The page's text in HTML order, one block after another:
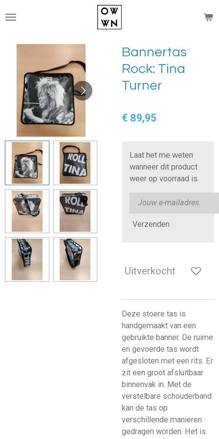
direct
Bannertas
Rock: Tina
Turner
€ 89,95
Laat het me weten
wanneer dit product
weer op voorraad is.
Verzenden
Uitverkocht
Deze stoere tas is
handgemaakt van een
gebruikte banner. De ruime
en gevoerde tas wordt
afgesloten met een rits. Er
zit een groot afsluitbaar
binnenvak in. Met de
verstelbare schouderband
kan de tas op
verschillende manieren
gedragen worden. Het is